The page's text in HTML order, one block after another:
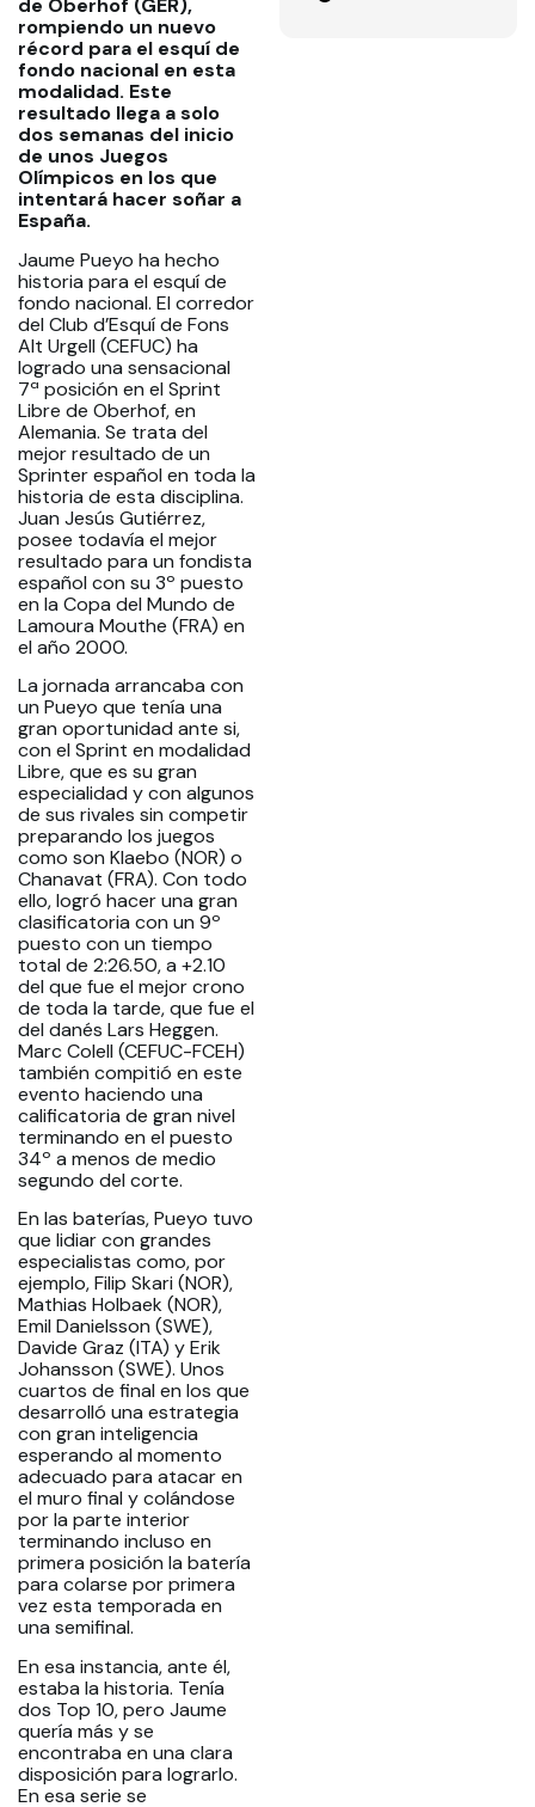
de Oberhof (GER),
rompiendo un nuevo
récord para el esquí de
fondo nacional en esta
modalidad. Este
resultado llega a solo
dos semanas del inicio
de unos Juegos
Olímpicos en los que
intentará hacer soñar a
España.
Jaume Pueyo ha hecho
historia para el esquí de
fondo nacional. El corredor
del Club d’Esquí de Fons
Alt Urgell (CEFUC) ha
logrado una sensacional
7ª posición en el Sprint
Libre de Oberhof, en
Alemania. Se trata del
mejor resultado de un
Sprinter español en toda la
historia de esta disciplina.
Juan Jesús Gutiérrez,
posee todavía el mejor
resultado para un fondista
español con su 3º puesto
en la Copa del Mundo de
Lamoura Mouthe (FRA) en
el año 2000.
La jornada arrancaba con
un Pueyo que tenía una
gran oportunidad ante si,
con el Sprint en modalidad
Libre, que es su gran
especialidad y con algunos
de sus rivales sin competir
preparando los juegos
como son Klaebo (NOR) o
Chanavat (FRA). Con todo
ello, logró hacer una gran
clasificatoria con un 9º
puesto con un tiempo
total de 2:26.50, a +2.10
del que fue el mejor crono
de toda la tarde, que fue el
del danés Lars Heggen.
Marc Colell (CEFUC-FCEH)
también compitió en este
evento haciendo una
calificatoria de gran nivel
terminando en el puesto
34º a menos de medio
segundo del corte.
En las baterías, Pueyo tuvo
que lidiar con grandes
especialistas como, por
ejemplo, Filip Skari (NOR),
Mathias Holbaek (NOR),
Emil Danielsson (SWE),
Davide Graz (ITA) y Erik
Johansson (SWE). Unos
cuartos de final en los que
desarrolló una estrategia
con gran inteligencia
esperando al momento
adecuado para atacar en
el muro final y colándose
por la parte interior
terminando incluso en
primera posición la batería
para colarse por primera
vez esta temporada en
una semifinal.
En esa instancia, ante él,
estaba la historia. Tenía
dos Top 10, pero Jaume
quería más y se
encontraba en una clara
disposición para lograrlo.
En esa serie se